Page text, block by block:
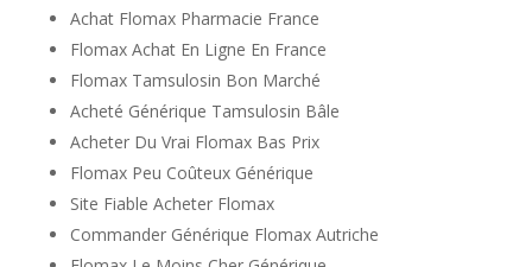
Achat Flomax Pharmacie France
Flomax Achat En Ligne En France
Flomax Tamsulosin Bon Marché
Acheté Générique Tamsulosin Bâle
Acheter Du Vrai Flomax Bas Prix
Flomax Peu Coûteux Générique
Site Fiable Acheter Flomax
Commander Générique Flomax Autriche